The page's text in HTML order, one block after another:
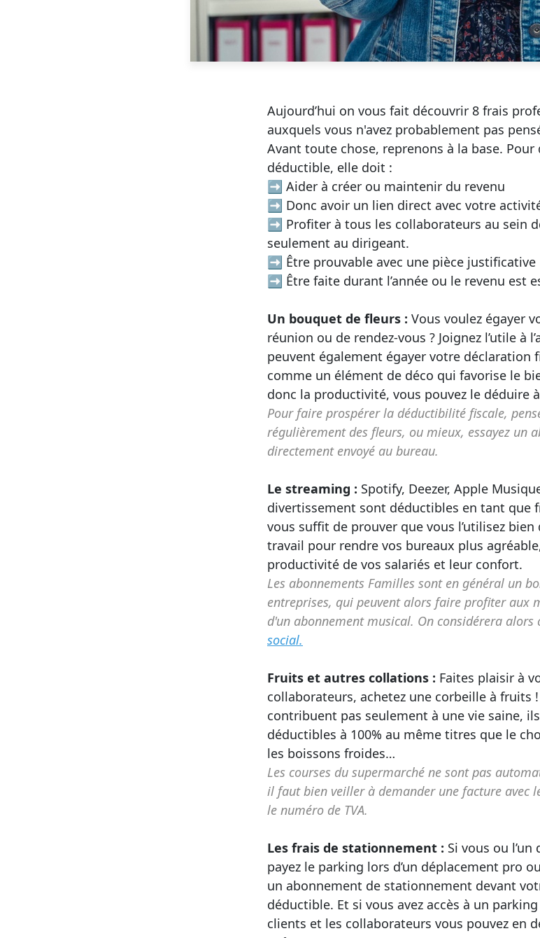
Aujourd’hui on vous fait découvrir 8 frais
auxquels vous n'avez probablement pas
Avant toute chose, reprenons à la base. Pour
déductible, elle doit :
➡ Aider à créer ou maintenir du revenu
➡ Donc avoir un lien direct avec votre
➡ Profiter à tous les collaborateurs au sein
seulement au dirigeant.
➡ Être prouvable avec une pièce justificative
➡ Être faite durant l’année ou le revenu est
Un bouquet de fleurs : Vous voulez égayer
réunion ou de rendez-vous ? Joignez l’utile à
peuvent également égayer votre déclaration
comme un élément de déco qui favorise le
donc la productivité, vous pouvez le déduire à
Pour faire prospérer la déductibilité fiscale,
régulièrement des fleurs, ou mieux, essayez un
directement envoyé au bureau.
Le streaming : Spotify, Deezer, Apple
divertissement sont déductibles en tant que
vous suffit de prouver que vous l’utilisez
travail pour rendre vos bureaux plus
productivité de vos salariés et leur confort.
Les abonnements Familles sont en général un
entreprises, qui peuvent alors faire profiter aux
d'un abonnement musical. On considérera alors
social.
Fruits et autres collations : Faites plaisir à
collaborateurs, achetez une corbeille à fruits
contribuent pas seulement à une vie saine,
déductibles à 100% au même titres que le
les boissons froides…
Les courses du supermarché ne sont pas
il faut bien veiller à demander une facture avec
le numéro de TVA.
Les frais de stationnement : Si vous ou
payez le parking lors d’un déplacement pro
un abonnement de stationnement devant
déductible. Et si vous avez accès à un
clients et les collaborateurs vous pouvez en